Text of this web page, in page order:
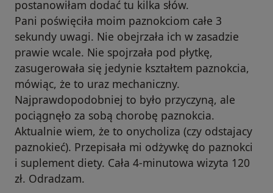
postanowiłam dodać tu kilka słów.
Pani poświęciła moim paznokciom całe 3
sekundy uwagi. Nie obejrzała ich w zasadzie
prawie wcale. Nie spojrzała pod płytkę,
zasugerowała się jedynie kształtem paznokcia,
mówiąc, że to uraz mechaniczny.
Najprawdopodobniej to było przyczyną, ale
pociągnęło za sobą chorobę paznokcia.
Aktualnie wiem, że to onycholiza (czy odstajacy
paznokieć). Przepisała mi odżywkę do paznokci
i suplement diety. Cała 4-minutowa wizyta 120
zł. Odradzam.